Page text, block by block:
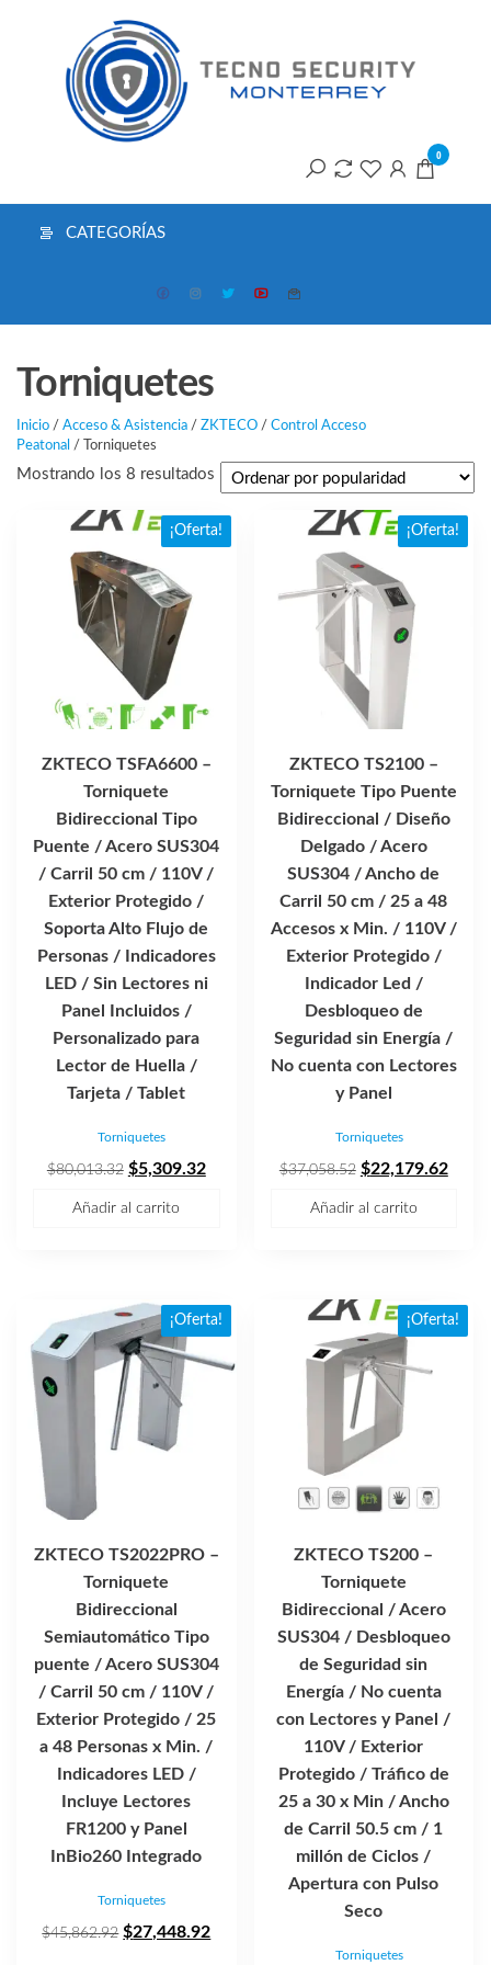
contenido
0
CATEGORÍAS
Torniquetes
Inicio / Acceso & Asistencia / ZKTECO / Control Acceso
Peatonal / Torniquetes
Mostrando los 8 resultados Ordenado
por
popularidad
¡Oferta!
ZKTECO TSFA6600 –
Torniquete
Bidireccional Tipo
Puente / Acero SUS304
/ Carril 50 cm / 110V /
Exterior Protegido /
Soporta Alto Flujo de
Personas / Indicadores
LED / Sin Lectores ni
Panel Incluidos /
Personalizado para
Lector de Huella /
Tarjeta / Tablet
Torniquetes
$80,013.32 El
$5,309.32El
Añadir al carrito
¡Oferta!
ZKTECO TS2100 –
Torniquete Tipo Puente
Bidireccional / Diseño
Delgado / Acero
SUS304 / Ancho de
Carril 50 cm / 25 a 48
Accesos x Min. / 110V /
Exterior Protegido /
Indicador Led /
Desbloqueo de
Seguridad sin Energía /
No cuenta con Lectores
y Panel
Torniquetes
$37,058.52 El
$22,179.62El
Añadir al carrito
¡Oferta!
ZKTECO TS2022PRO –
Torniquete
Bidireccional
Semiautomático Tipo
puente / Acero SUS304
/ Carril 50 cm / 110V /
Exterior Protegido / 25
a 48 Personas x Min. /
Indicadores LED /
Incluye Lectores
FR1200 y Panel
InBio260 Integrado
Torniquetes
$45,862.92 El
$27,448.92El
¡Oferta!
ZKTECO TS200 –
Torniquete
Bidireccional / Acero
SUS304 / Desbloqueo
de Seguridad sin
Energía / No cuenta
con Lectores y Panel /
110V / Exterior
Protegido / Tráfico de
25 a 30 x Min / Ancho
de Carril 50.5 cm / 1
millón de Ciclos /
Apertura con Pulso
Seco
Torniquetes